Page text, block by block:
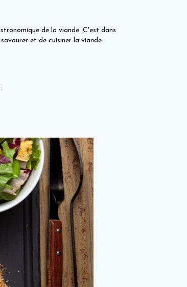
de la viande. C'est dans
et de cuisiner la viande.